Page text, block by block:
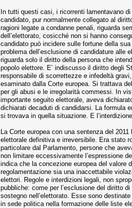
In tutti questi casi, i ricorrenti lamentavano
candidato, pur normalmente collegato al
ragioni legate a condanne penali, riguarda
dell’elettorato, cosicché non si hanno
candidato può incidere sulle fortune della
problema dell’esclusione di candidature alle
riguarda solo il diritto della persona che
popolo elettore. E’ indiscusso il diritto degli
responsabile di scorrettezze e infedeltà
esaminato dalla Corte europea. Si trattava
per gli abusi e le irregolarità commessi. In
importante seguito elettorale, aveva
dichiarati decaduti di candidarsi. La formula
si trovava in quella situazione. E
La Corte europea con una sentenza del
elettorale definitiva e irreversibile. Era stato
particolare dal Parlamento, persone che
non limitare eccessivamente l’espressione
indica che la concezione europea del valore
regolamentazione sia una inaccettabile
elettori. Regole e interdizioni legali, non
pubbliche: come per l’esclusione del diritto
sostegno nell’elettorato. Esse sono
in sede politica nella formazione delle liste